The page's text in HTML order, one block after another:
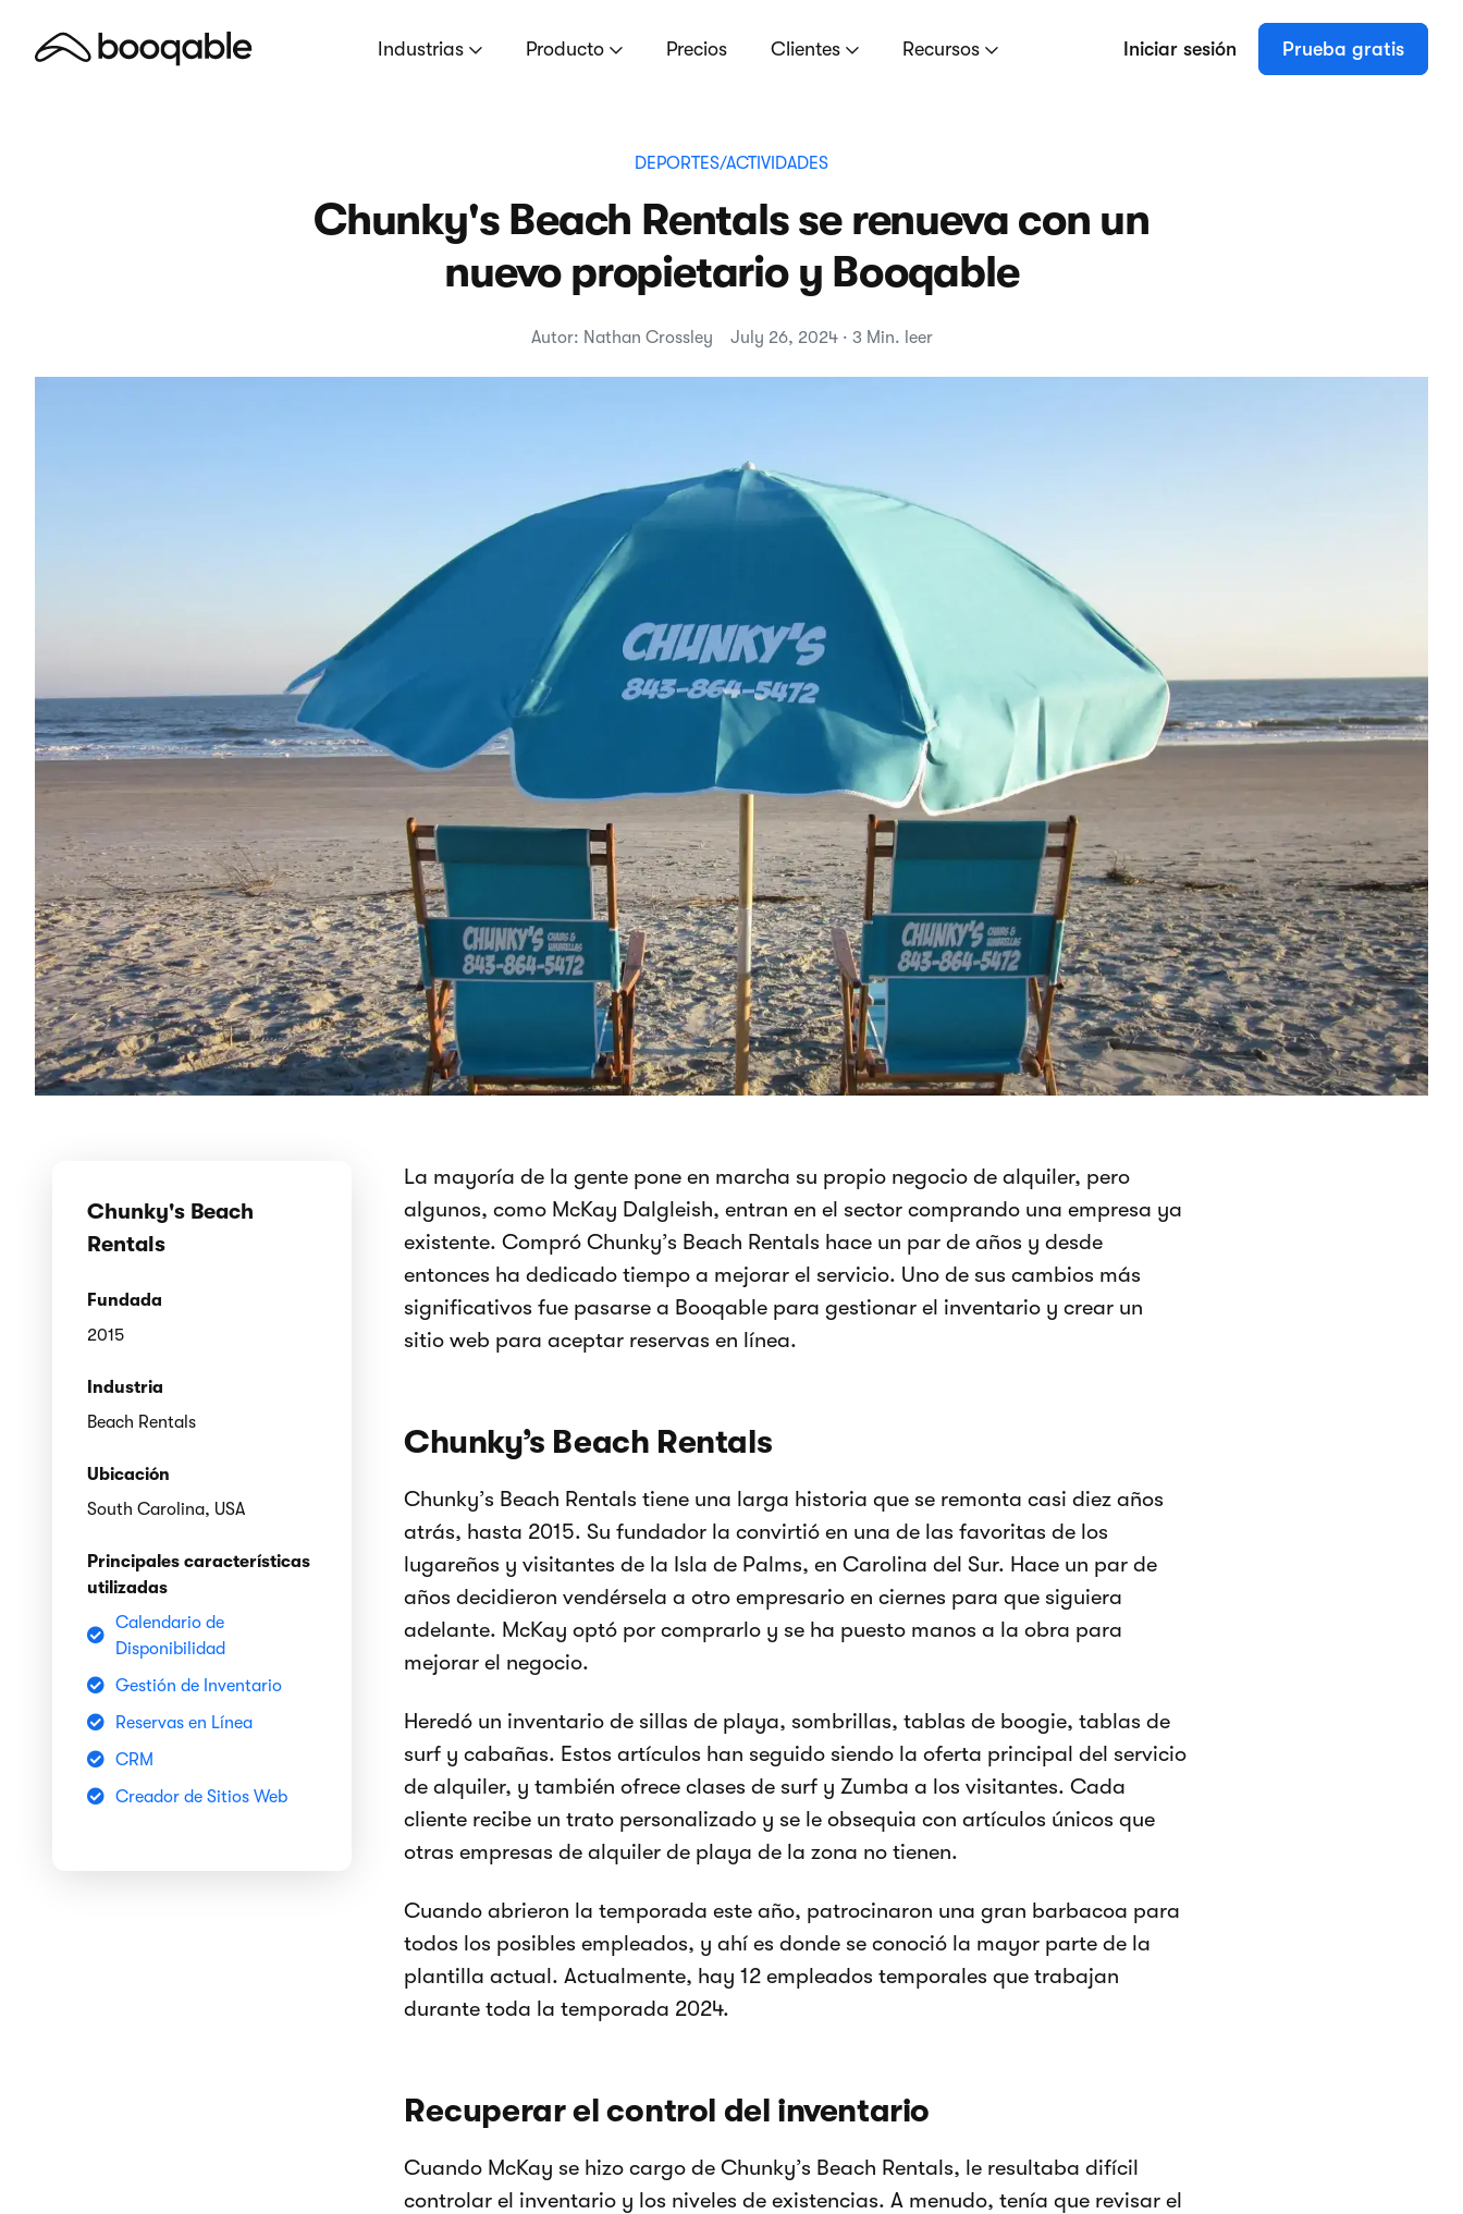
Industrias Producto Precios Clientes Recursos Iniciar sesión Prueba gratis
DEPORTES/ACTIVIDADES
Chunky's Beach Rentals se renueva con un
nuevo propietario y Booqable
Autor: Nathan Crossley July 26, 2024 · 3 Min. leer
Chunky's Beach
Rentals
Fundada
2015
Industria
Beach Rentals
Ubicación
South Carolina, USA
Principales características
utilizadas
Calendario de
Disponibilidad
Gestión de Inventario
Reservas en Línea
CRM
Creador de Sitios Web
La mayoría de la gente pone en marcha su propio negocio de alquiler, pero
algunos, como McKay Dalgleish, entran en el sector comprando una empresa ya
existente. Compró Chunky’s Beach Rentals hace un par de años y desde
entonces ha dedicado tiempo a mejorar el servicio. Uno de sus cambios más
significativos fue pasarse a Booqable para gestionar el inventario y crear un
sitio web para aceptar reservas en línea.
Chunky’s Beach Rentals
Chunky’s Beach Rentals tiene una larga historia que se remonta casi diez años
atrás, hasta 2015. Su fundador la convirtió en una de las favoritas de los
lugareños y visitantes de la Isla de Palms, en Carolina del Sur. Hace un par de
años decidieron vendérsela a otro empresario en ciernes para que siguiera
adelante. McKay optó por comprarlo y se ha puesto manos a la obra para
mejorar el negocio.
Heredó un inventario de sillas de playa, sombrillas, tablas de boogie, tablas de
surf y cabañas. Estos artículos han seguido siendo la oferta principal del servicio
de alquiler, y también ofrece clases de surf y Zumba a los visitantes. Cada
cliente recibe un trato personalizado y se le obsequia con artículos únicos que
otras empresas de alquiler de playa de la zona no tienen.
Cuando abrieron la temporada este año, patrocinaron una gran barbacoa para
todos los posibles empleados, y ahí es donde se conoció la mayor parte de la
plantilla actual. Actualmente, hay 12 empleados temporales que trabajan
durante toda la temporada 2024.
Recuperar el control del inventario
Cuando McKay se hizo cargo de Chunky’s Beach Rentals, le resultaba difícil
controlar el inventario y los niveles de existencias. A menudo, tenía que revisar el